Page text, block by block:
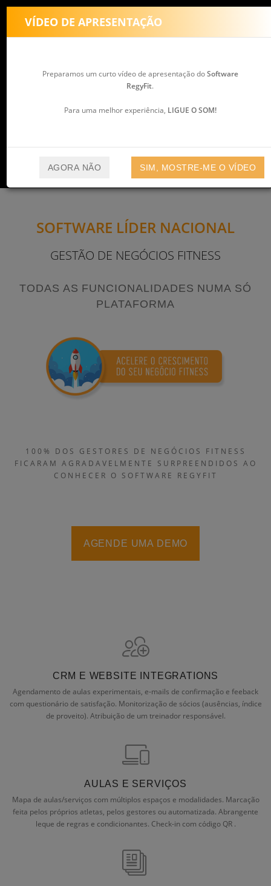
RegyFit - Software para ginásios, health clubs, estúdios e academias
SOFTWARE LÍDER NACIONAL
GESTÃO DE NEGÓCIOS FITNESS
TODAS AS FUNCIONALIDADES NUMA SÓ
PLATAFORMA
100% DOS GESTORES DE NEGÓCIOS FITNESS
FICARAM AGRADAVELMENTE SURPREENDIDOS AO
CONHECER O SOFTWARE REGYFIT
AGENDE UMA DEMO
CRM E WEBSITE INTEGRATIONS
Agendamento de aulas experimentais, e-mails de confirmação e feeback
com questionário de satisfação. Monitorização de sócios (ausências, índice
de proveito). Atribuição de um treinador responsável.
AULAS E SERVIÇOS
Mapa de aulas/serviços com múltiplos espaços e modalidades. Marcação
feita pelos próprios atletas, pelos gestores ou automatizada. Abrangente
leque de regras e condicionantes. Check-in com código QR .
VÍDEO DE APRESENTAÇÃO
Preparamos um curto vídeo de apresentação doSoftware
RegyFit.
Para uma melhor experiência, LIGUE O SOM!
AGORA NÃO SIM, MOSTRE-ME O VÍDEO